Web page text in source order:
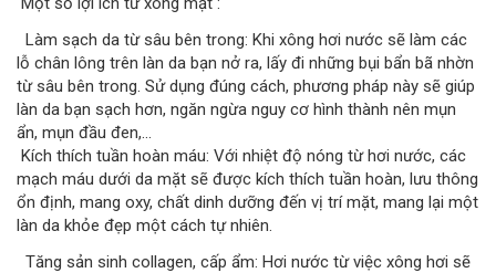
Làm sạch da từ sâu bên trong: Khi xông hơi nước sẽ làm các
lỗ chân lông trên làn da bạn nở ra, lấy đi những bụi bẩn bã nhờn
từ sâu bên trong. Sử dụng đúng cách, phương pháp này sẽ giúp
làn da bạn sạch hơn, ngăn ngừa nguy cơ hình thành nên mụn
ẩn, mụn đầu đen,...
Kích thích tuần hoàn máu: Với nhiệt độ nóng từ hơi nước, các
mạch máu dưới da mặt sẽ được kích thích tuần hoàn, lưu thông
ổn định, mang oxy, chất dinh dưỡng đến vị trí mặt, mang lại một
làn da khỏe đẹp một cách tự nhiên.
Tăng sản sinh collagen, cấp ẩm: Hơi nước từ việc xông hơi sẽ